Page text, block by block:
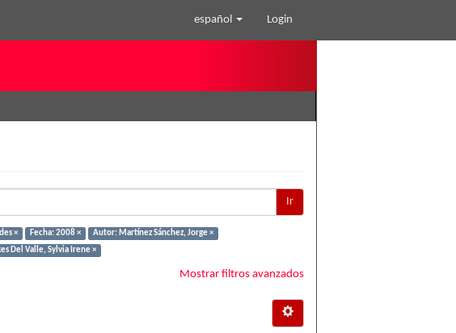
español Login
Ir
× Fecha: 2008 ×
Autor: Martínez Sánchez, Jorge ×
Del Valle, Sylvia Irene ×
Mostrar filtros avanzados